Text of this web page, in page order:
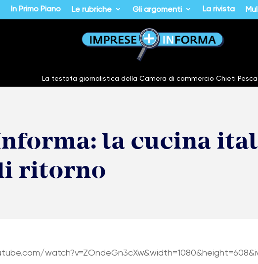
In Primo Piano Le rubriche Gli argomenti La rivista
La testata giornalistica della Camera di commercio Chieti
la cucina
ritorno